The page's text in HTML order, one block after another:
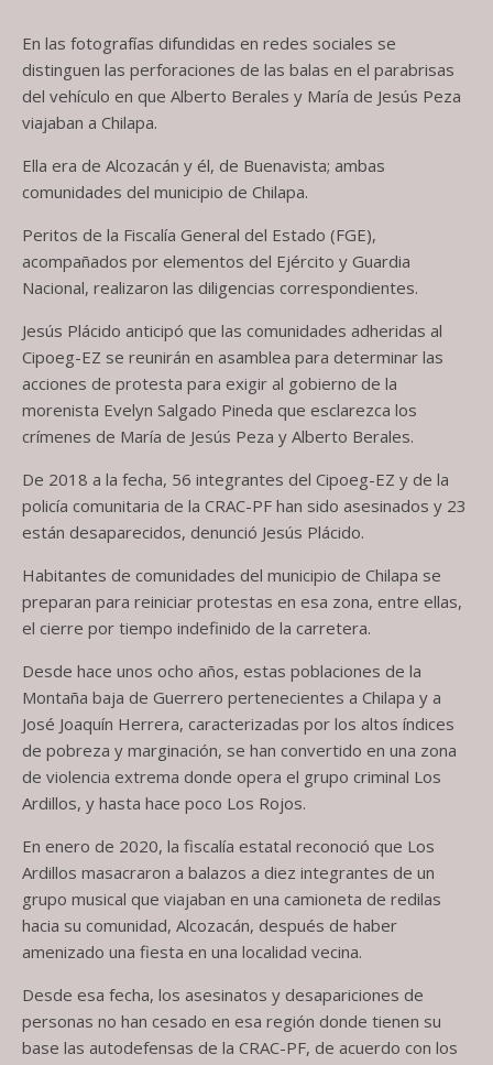
En las fotografías difundidas en redes sociales se
distinguen las perforaciones de las balas en el parabrisas
del vehículo en que Alberto Berales y María de Jesús Peza
viajaban a Chilapa.
Ella era de Alcozacán y él, de Buenavista; ambas
comunidades del municipio de Chilapa.
Peritos de la Fiscalía General del Estado (FGE),
acompañados por elementos del Ejército y Guardia
Nacional, realizaron las diligencias correspondientes.
Jesús Plácido anticipó que las comunidades adheridas al
Cipoeg-EZ se reunirán en asamblea para determinar las
acciones de protesta para exigir al gobierno de la
morenista Evelyn Salgado Pineda que esclarezca los
crímenes de María de Jesús Peza y Alberto Berales.
De 2018 a la fecha, 56 integrantes del Cipoeg-EZ y de la
policía comunitaria de la CRAC-PF han sido asesinados y 23
están desaparecidos, denunció Jesús Plácido.
Habitantes de comunidades del municipio de Chilapa se
preparan para reiniciar protestas en esa zona, entre ellas,
el cierre por tiempo indefinido de la carretera.
Desde hace unos ocho años, estas poblaciones de la
Montaña baja de Guerrero pertenecientes a Chilapa y a
José Joaquín Herrera, caracterizadas por los altos índices
de pobreza y marginación, se han convertido en una zona
de violencia extrema donde opera el grupo criminal Los
Ardillos, y hasta hace poco Los Rojos.
En enero de 2020, la fiscalía estatal reconoció que Los
Ardillos masacraron a balazos a diez integrantes de un
grupo musical que viajaban en una camioneta de redilas
hacia su comunidad, Alcozacán, después de haber
amenizado una fiesta en una localidad vecina.
Desde esa fecha, los asesinatos y desapariciones de
personas no han cesado en esa región donde tienen su
base las autodefensas de la CRAC-PF, de acuerdo con los